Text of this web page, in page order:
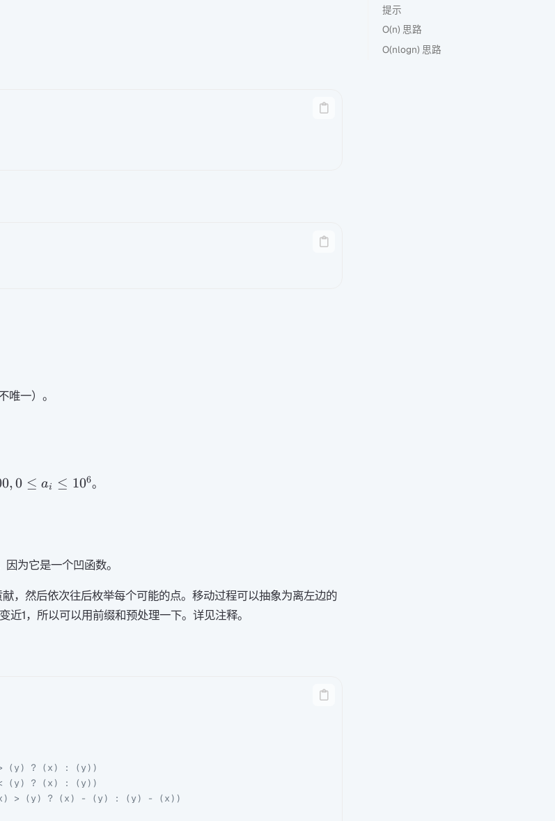
一）。
,0 ≤ ai ≤ 106。
因为它是一个凹函数。
，然后依次往后枚举每个可能的点。移动过程可以抽象为离左边的
近1，所以可以用前缀和预处理一下。详见注释。
> (y) ? (x) : (y))
(y) ? (x) : (y))
样例输入 #1
样例输出 #1
提示
样例解释
数据范围
O(n) 思路
代码
O(nlogn) 思路